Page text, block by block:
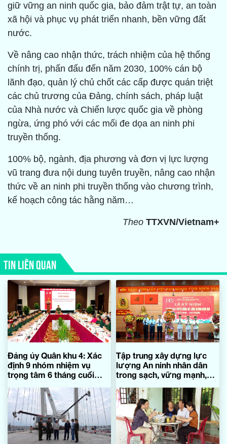
giữ vững an ninh quốc gia, bảo đảm trật tự, an toàn
xã hội và phục vụ phát triển nhanh, bền vững đất
nước.
Về nâng cao nhận thức, trách nhiệm của hệ thống
chính trị, phấn đấu đến năm 2030, 100% cán bộ
lãnh đạo, quản lý chủ chốt các cấp được quán triệt
các chủ trương của Đảng, chính sách, pháp luật
của Nhà nước và Chiến lược quốc gia về phòng
ngừa, ứng phó với các mối đe dọa an ninh phi
truyền thống.
100% bộ, ngành, địa phương và đơn vị lực lượng
vũ trang đưa nội dung tuyên truyền, nâng cao nhận
thức về an ninh phi truyền thống vào chương trình,
kế hoạch công tác hằng năm…
Theo TTXVN/Vietnam+
TIN LIÊN QUAN
Đảng ủy Quân khu 4: Xác
định 9 nhóm nhiệm vụ
trọng tâm 6 tháng cuối
Tập trung xây dựng lực
lượng An ninh nhân dân
trong sạch, vững mạnh,
đại